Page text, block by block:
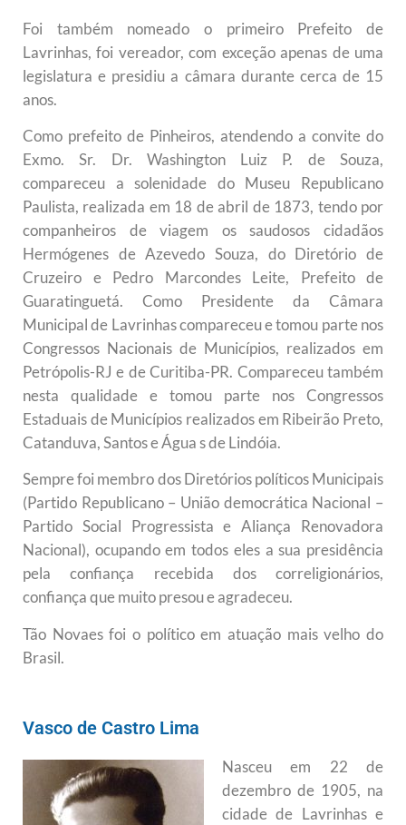
Foi também nomeado o primeiro Prefeito de
Lavrinhas, foi vereador, com exceção apenas de uma
legislatura e presidiu a câmara durante cerca de 15
anos.
Como prefeito de Pinheiros, atendendo a convite do
Exmo. Sr. Dr. Washington Luiz P. de Souza,
compareceu a solenidade do Museu Republicano
Paulista, realizada em 18 de abril de 1873, tendo por
companheiros de viagem os saudosos cidadãos
Hermógenes de Azevedo Souza, do Diretório de
Cruzeiro e Pedro Marcondes Leite, Prefeito de
Guaratinguetá. Como Presidente da Câmara
Municipal de Lavrinhas compareceu e tomou parte nos
Congressos Nacionais de Municípios, realizados em
Petrópolis-RJ e de Curitiba-PR. Compareceu também
nesta qualidade e tomou parte nos Congressos
Estaduais de Municípios realizados em Ribeirão Preto,
Catanduva, Santos e Água s de Lindóia.
Sempre foi membro dos Diretórios políticos Municipais
(Partido Republicano – União democrática Nacional –
Partido Social Progressista e Aliança Renovadora
Nacional), ocupando em todos eles a sua presidência
pela confiança recebida dos correligionários,
confiança que muito presou e agradeceu.
Tão Novaes foi o político em atuação mais velho do
Brasil.
Vasco de Castro Lima
Nasceu em 22 de
dezembro de 1905, na
cidade de Lavrinhas e